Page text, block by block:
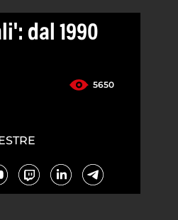
dal 1990
5650